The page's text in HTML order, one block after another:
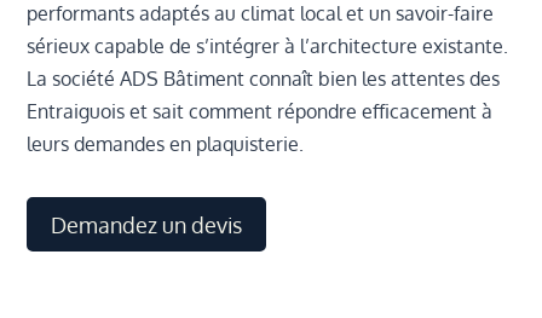
performants adaptés au climat local et un savoir-faire
sérieux capable de s’intégrer à l’architecture existante.
La société ADS Bâtiment connaît bien les attentes des
Entraiguois et sait comment répondre efficacement à
leurs demandes en plaquisterie.
Demandez un devis